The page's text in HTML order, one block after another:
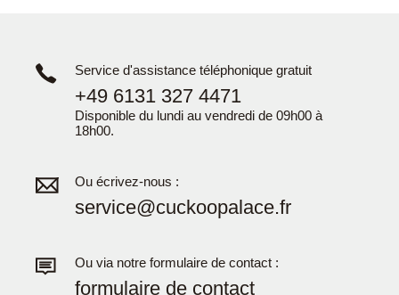
Service d'assistance téléphonique gratuit
+49 6131 327 4471
Disponible du lundi au vendredi de 09h00 à
18h00.
Ou écrivez-nous :
service@cuckoopalace.fr
Ou via notre formulaire de contact :
formulaire de contact